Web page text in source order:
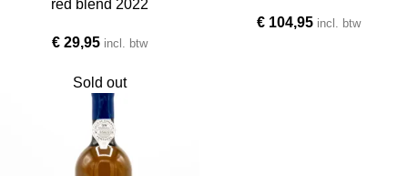
red blend 2022
€ 29,95 incl. btw
€104,95 incl. btw
Sold out